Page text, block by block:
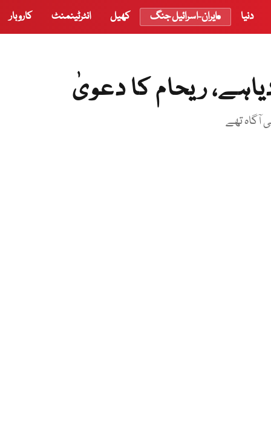
دنیا ایران-اسرائیل جنگ کھیل انٹرٹینمنٹ کاروبار
ریحام کا دعویٰ
آگاہ تھے